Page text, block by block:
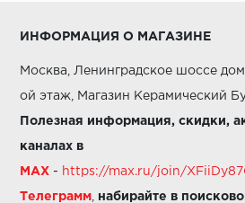
ИНФОРМАЦИЯ О МАГАЗИНЕ
Москва, Ленинградское шоссе
ой этаж, Магазин Керамический
Полезная информация, скидки,
каналах в
MAX - https://max.ru/join/
Телеграмм набирайте в